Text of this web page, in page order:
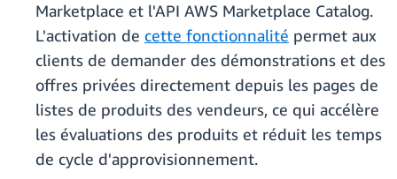
Marketplace et l'API AWS Marketplace Catalog.
L'activation de cette fonctionnalité permet aux
clients de demander des démonstrations et des
offres privées directement depuis les pages de
listes de produits des vendeurs, ce qui accélère
les évaluations des produits et réduit les temps
de cycle d'approvisionnement.